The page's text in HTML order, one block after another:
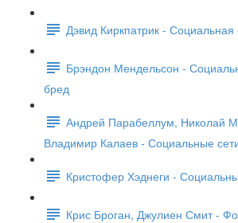
Дэвид Киркпатрик - Социальная
Брэндон Мендельсон -
бред
Андрей Парабеллум, Николай
Владимир Калаев - Социальные
Кристофер Хэднеги -
Крис Броган, Джулиен Смит -